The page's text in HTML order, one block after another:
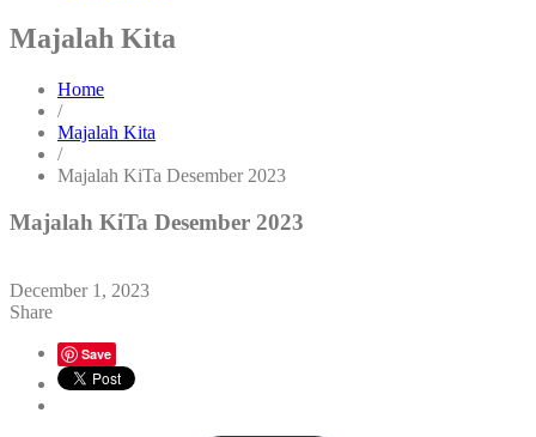
Majalah Kita
Home
/
Majalah Kita
/
Majalah KiTa Desember 2023
Majalah KiTa Desember 2023
December 1, 2023
Share
Save